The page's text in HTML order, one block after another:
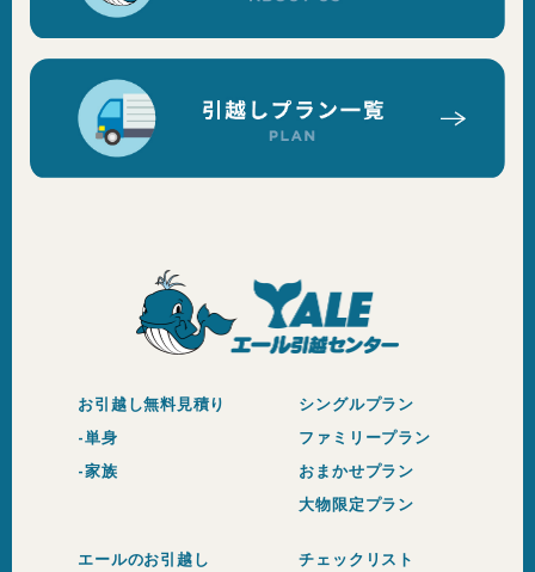
お引越し無料見積り
-単身
-家族
シングルプラン
ファミリープラン
おまかせプラン
大物限定プラン
エールのお引越し チェックリスト